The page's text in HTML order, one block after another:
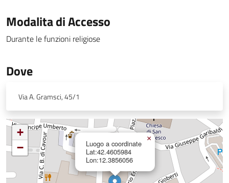
Modalita di Accesso
Durante le funzioni religiose
Dove
Via A. Gramsci, 45/1
Luogo a coordinate
Lat:42.4605984
Lon:12.3856056
×
+
−